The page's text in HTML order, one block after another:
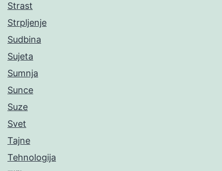
Strast
Strpljenje
Sudbina
Sujeta
Sumnja
Sunce
Suze
Svet
Tajne
Tehnologija